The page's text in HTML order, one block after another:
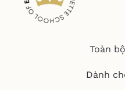
Toàn
Dành